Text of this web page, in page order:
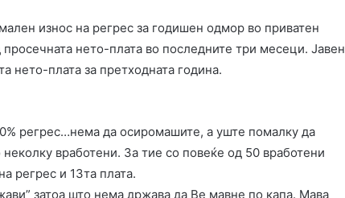
износ на регрес за годишен одмор во приватен
нето-плата во последните три месеци. Јавен
нето-плата за претходната година.
регрес…нема да осиромашите, а уште помалку да
вработени. За тие со повеќе од 50 вработени
регрес и 13та плата.
затоа што нема држава да Ве мавне по капа. Мава